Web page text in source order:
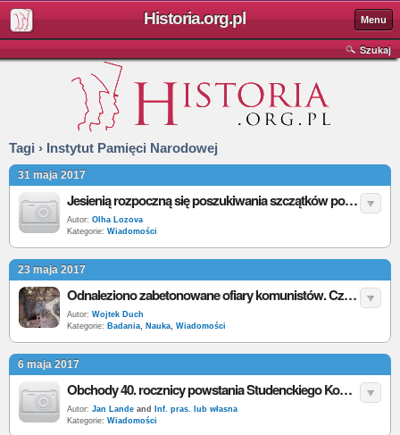
Historia.org.pl Menu
Szukaj
Tagi › Instytut Pamięci Narodowej
31 maja 2017
Jesienią rozpoczną się poszukiwania szczątków pomordowanych polskich żołnierzy
Autor: Olha Lozova
Kategorie: Wiadomości
23 maja 2017
Odnaleziono zabetonowane ofiary komunistów. Czy wśród nich będzie rotmistrz Pilecki? [foto]
Autor: Wojtek Duch
Kategorie: Badania, Nauka, Wiadomości
6 maja 2017
Obchody 40. rocznicy powstania Studenckiego Komitetu Solidarności w Krakowie
Autor: Jan Lande and
Inf. pras. lub własna
Kategorie: Wiadomości